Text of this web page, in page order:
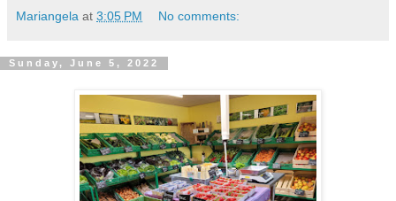
Mariangela at 3:05 PM No comments:
Sunday, June 5, 2022